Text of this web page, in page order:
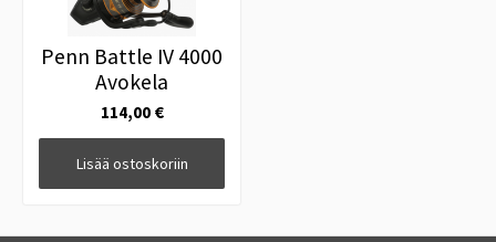
Penn Battle IV 4000
Avokela
114,00 €
Lisää ostoskoriin